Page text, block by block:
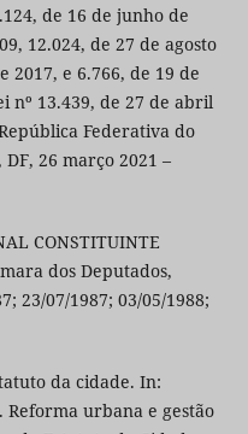
de 16 de junho de
12.024, de 27 de agosto
2017, e 6.766, de 19 de
nº 13.439, de 27 de abril
Federativa do
26 março 2021 –
CONSTITUINTE
dos Deputados,
23/07/1987; 03/05/1988;
da cidade. In:
Reforma urbana e gestão